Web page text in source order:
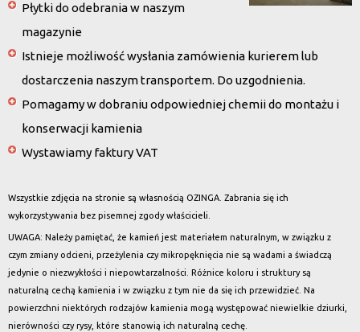
Płytki do odebrania w naszym
magazynie
Istnieje możliwość wysłania zamówienia kurierem lub
dostarczenia naszym transportem. Do uzgodnienia.
Pomagamy w dobraniu odpowiedniej chemii do montażu i
konserwacji kamienia
Wystawiamy faktury VAT
Wszystkie zdjęcia na stronie są własnością OZINGA. Zabrania się ich
wykorzystywania bez pisemnej zgody właścicieli.
UWAGA: Należy pamiętać, że kamień jest materiałem naturalnym, w związku z
czym zmiany odcieni, przeżylenia czy mikropęknięcia nie są wadami a świadczą
jedynie o niezwykłości i niepowtarzalności. Różnice koloru i struktury są
naturalną cechą kamienia i w związku z tym nie da się ich przewidzieć. Na
powierzchni niektórych rodzajów kamienia mogą występować niewielkie dziurki,
nierówności czy rysy, które stanowią ich naturalną cechę.